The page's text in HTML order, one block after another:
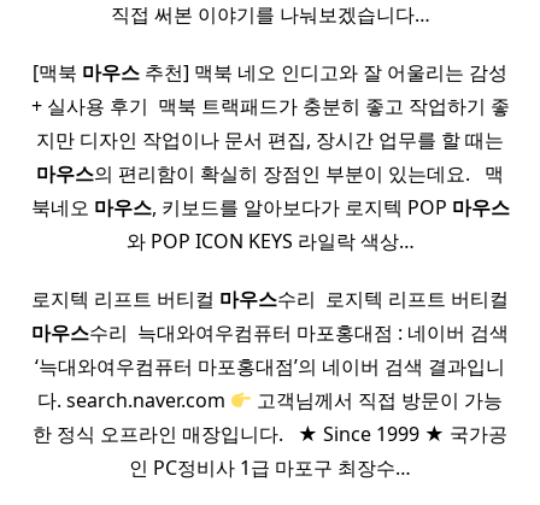
직접 써본 이야기를 나눠보겠습니다…
[맥북 마우스 추천] 맥북 네오 인디고와 잘 어울리는 감성
+ 실사용 후기 ​ 맥북 트랙패드가 충분히 좋고 작업하기 좋
지만 디자인 작업이나 문서 편집, 장시간 업무를 할 때는
마우스의 편리함이 확실히 장점인 부분이 있는데요. ​ ​ 맥
북네오 마우스, 키보드를 알아보다가 로지텍 POP 마우스
와 POP ICON KEYS 라일락 색상…
로지텍 리프트 버티컬 마우스수리 ​ 로지텍 리프트 버티컬
마우스수리 ​ 늑대와여우컴퓨터 마포홍대점 : 네이버 검색
‘늑대와여우컴퓨터 마포홍대점’의 네이버 검색 결과입니
다. search.naver.com
고객님께서 직접 방문이 가능
한 정식 오프라인 매장입니다. ​ ​ ★ Since 1999 ★ 국가공
인 PC정비사 1급 마포구 최장수…